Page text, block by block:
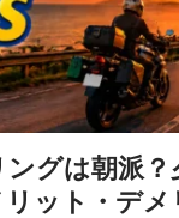
グは朝派？
ット・デメ